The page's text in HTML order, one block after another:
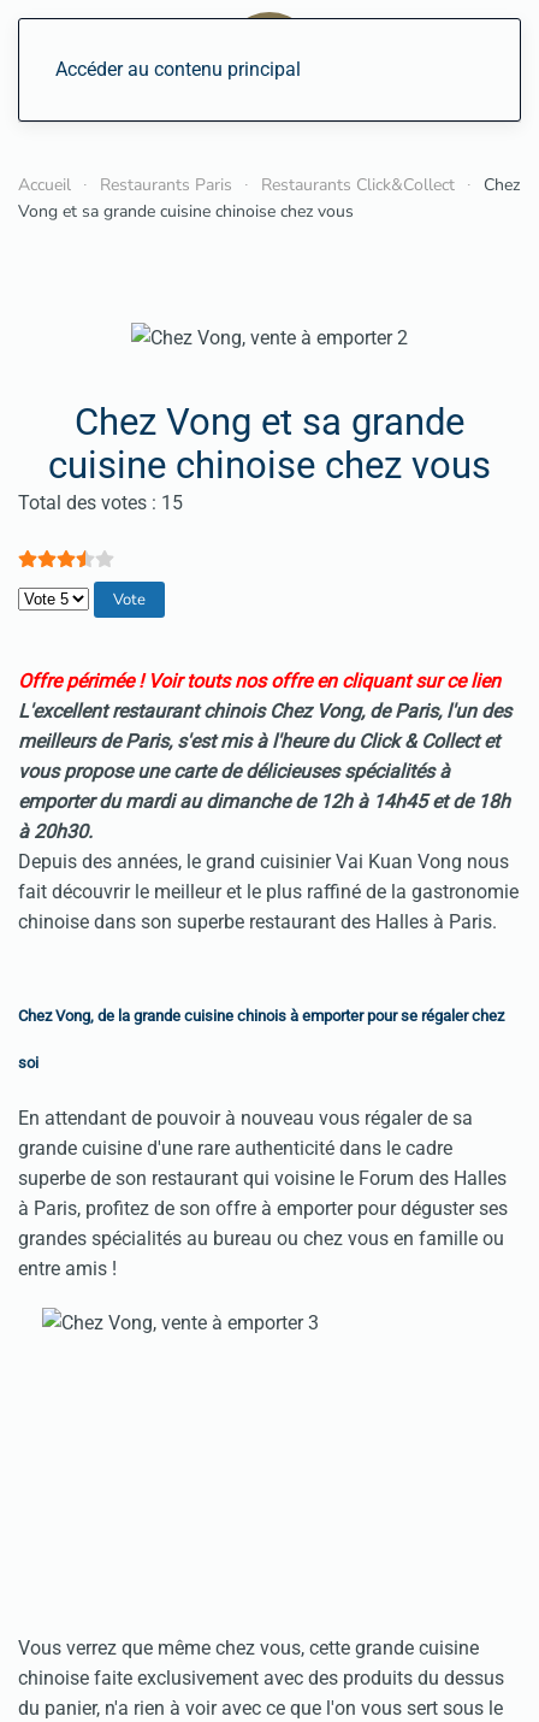
Accéder au contenu principal
Accueil Restaurants Paris Restaurants Click&Collect
Chez
Vong et sa grande cuisine chinoise chez vous
Chez Vong et sa grande
cuisine chinoise chez vous
Vote utilisateur:3.5/
Total des votes : 15
Veuillez voter
Offre périmée ! Voir touts nos offre en cliquant sur ce lien
L'excellent restaurant chinois Chez Vong, de Paris, l'un des
meilleurs de Paris, s'est mis à l'heure du Click & Collect et
vous propose une carte de délicieuses spécialités à
emporter du mardi au dimanche de 12h à 14h45 et de 18h
à 20h30.
Depuis des années, le grand cuisinier Vai Kuan Vong nous
fait découvrir le meilleur et le plus raffiné de la gastronomie
chinoise dans son superbe restaurant des Halles à Paris.
Chez Vong, de la grande cuisine chinois à emporter pour se régaler chez
soi
En attendant de pouvoir à nouveau vous régaler de sa
grande cuisine d'une rare authenticité dans le cadre
superbe de son restaurant qui voisine le Forum des Halles
à Paris, profitez de son offre à emporter pour déguster ses
grandes spécialités au bureau ou chez vous en famille ou
entre amis !
Vous verrez que même chez vous, cette grande cuisine
chinoise faite exclusivement avec des produits du dessus
du panier, n'a rien à voir avec ce que l'on vous sert sous le